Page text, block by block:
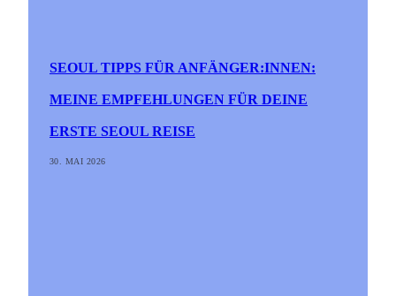
SEOUL TIPPS FÜR ANFÄNGER:INNEN:
MEINE EMPFEHLUNGEN FÜR DEINE
ERSTE SEOUL REISE
30. MAI 2026